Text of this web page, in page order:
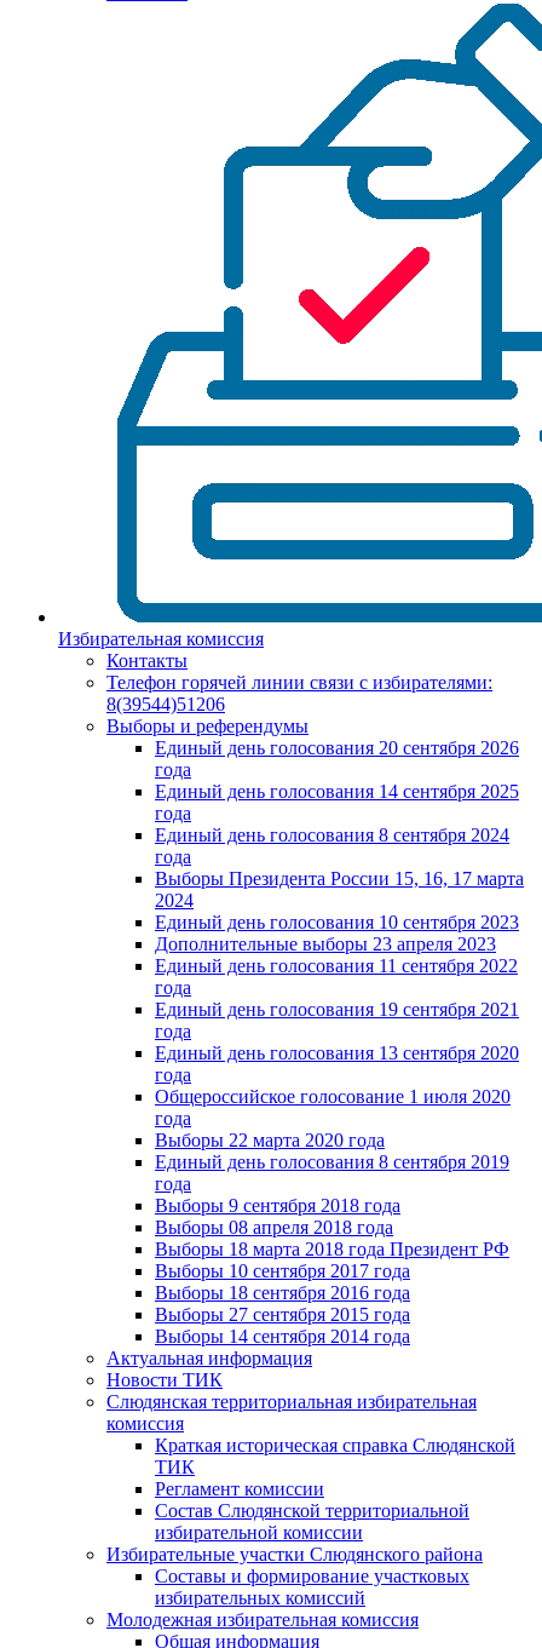
Избирательная комиссия
Контакты
Телефон горячей линии связи с избирателями:
8(39544)51206
Выборы и референдумы
Единый день голосования 20 сентября 2026
года
Единый день голосования 14 сентября 2025
года
Единый день голосования 8 сентября 2024
года
Выборы Президента России 15, 16, 17 марта
2024
Единый день голосования 10 сентября 2023
Дополнительные выборы 23 апреля 2023
Единый день голосования 11 сентября 2022
года
Единый день голосования 19 сентября 2021
года
Единый день голосования 13 сентября 2020
года
Общероссийское голосование 1 июля 2020
года
Выборы 22 марта 2020 года
Единый день голосования 8 сентября 2019
года
Выборы 9 сентября 2018 года
Выборы 08 апреля 2018 года
Выборы 18 марта 2018 года Президент РФ
Выборы 10 сентября 2017 года
Выборы 18 сентября 2016 года
Выборы 27 сентября 2015 года
Выборы 14 сентября 2014 года
Актуальная информация
Новости ТИК
Слюдянская территориальная избирательная
комиссия
Краткая историческая справка Слюдянской
ТИК
Регламент комиссии
Состав Слюдянской территориальной
избирательной комиссии
Избирательные участки Слюдянского района
Составы и формирование участковых
избирательных комиссий
Молодежная избирательная комиссия
Общая информация